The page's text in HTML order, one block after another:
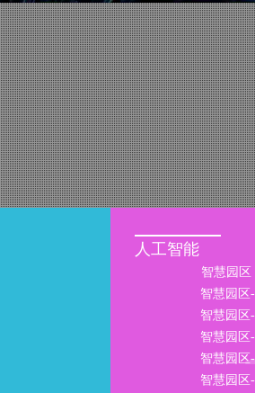
人工智能
智慧园区
智慧园区
智慧园区
智慧园区
智慧园区
智慧园区